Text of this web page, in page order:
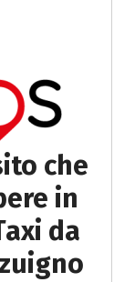
che
in
da